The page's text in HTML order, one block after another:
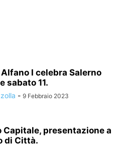
I celebra Salerno
sabato 11.
- 9 Febbraio 2023
Capitale, presentazione a
di Città.